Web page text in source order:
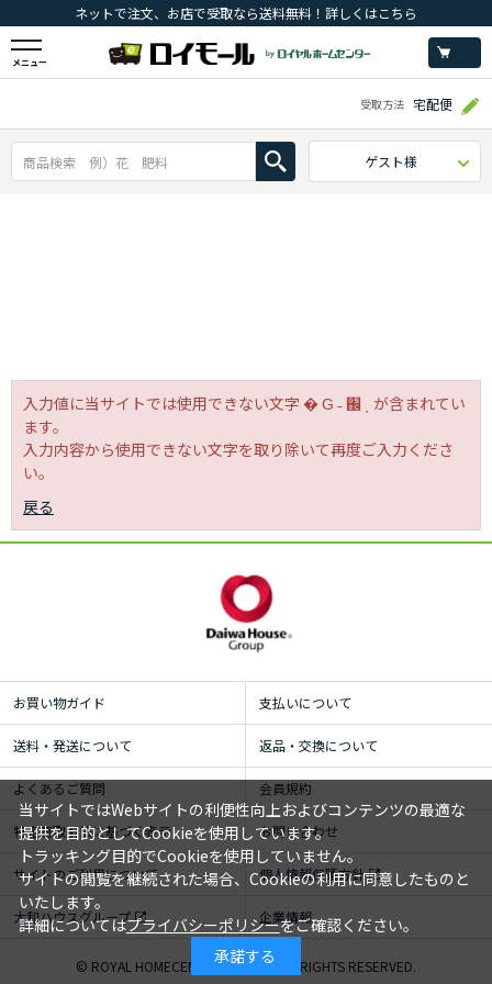
ネットで注文、お店で受取なら送料無料！詳しくはこちら
メニュー
受取方法 宅配便
ゲスト様
入力値に当サイトでは使用できない文字 � Ԍ ˗ ֌ ˎ が含まれてい
ます。
入力内容から使用できない文字を取り除いて再度ご入力くださ
い。
戻る
お買い物ガイド 支払いについて
送料・発送について 返品・交換について
よくあるご質問 会員規約
特定商取引法に基づく表示 お問い合わせ
サイトのご利用について 個人情報保護方針
大和ハウスグループ 企業情報
© ROYAL HOMECENTER Co.,Ltd. ALL RIGHTS RESERVED.
当サイトではWebサイトの利便性向上およびコンテンツの最適な
提供を目的としてCookieを使用しています。
トラッキング目的でCookieを使用していません。
サイトの閲覧を継続された場合、Cookieの利用に同意したものと
いたします。
詳細についてはプライバシーポリシーをご確認ください。
承諾する